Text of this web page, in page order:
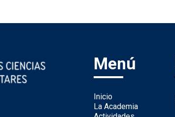
Menú
Inicio
La Academia